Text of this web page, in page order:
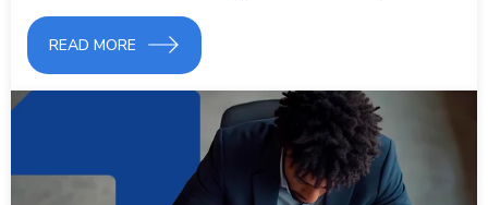
READ MORE